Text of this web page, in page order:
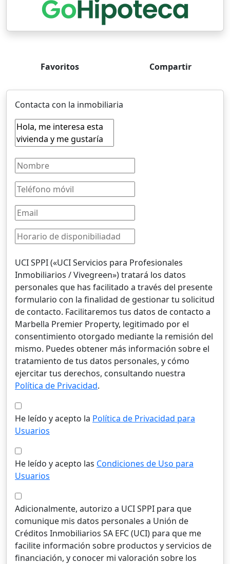
Favoritos Compartir
Contacta con la inmobiliaria
UCI SPPI («UCI Servicios para Profesionales
Inmobiliarios / Vivegreen») tratará los datos
personales que has facilitado a través del presente
formulario con la finalidad de gestionar tu solicitud
de contacto. Facilitaremos tus datos de contacto a
Marbella Premier Property, legitimado por el
consentimiento otorgado mediante la remisión del
mismo. Puedes obtener más información sobre el
tratamiento de tus datos personales, y cómo
ejercitar tus derechos, consultando nuestra
Política de Privacidad.
He leído y acepto la Política de Privacidad para
Usuarios
He leído y acepto las Condiciones de Uso para
Usuarios
Adicionalmente, autorizo a UCI SPPI para que
comunique mis datos personales a Unión de
Créditos Inmobiliarios SA EFC (UCI) para que me
facilite información sobre productos y servicios de
financiación, y conocer mi valoración sobre los